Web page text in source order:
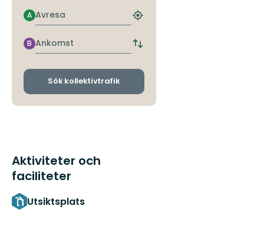
Avresa
A
Hitta
hållplats
Ankomst
B
Byt
och
Sök kollektivtrafik
Aktiviteter och
faciliteter
Utsiktsplats